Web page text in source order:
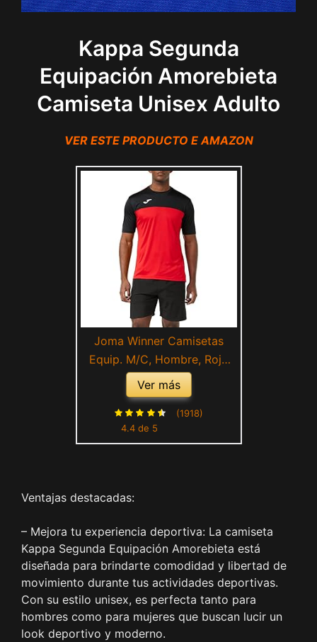
Kappa Segunda
Equipación Amorebieta
Camiseta Unisex Adulto
VER ESTE PRODUCTO E AMAZON
Joma Winner Camisetas
Equip. M/C, Hombre, Rojo
Negro
Ver más
4.4 de 5
(1918)
Ventajas destacadas:
– Mejora tu experiencia deportiva: La camiseta
Kappa Segunda Equipación Amorebieta está
diseñada para brindarte comodidad y libertad de
movimiento durante tus actividades deportivas.
Con su estilo unisex, es perfecta tanto para
hombres como para mujeres que buscan lucir un
look deportivo y moderno.